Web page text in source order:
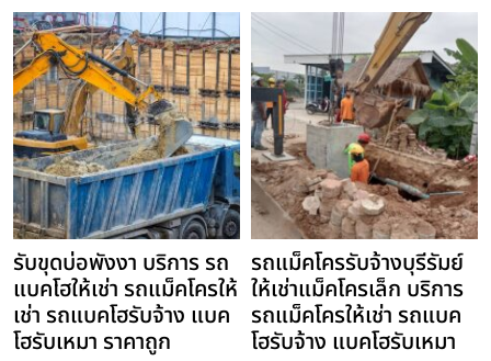
รับขุดบ่อพังงา บริการ รถ
แบคโฮให้เช่า รถแม็คโครให้
เช่า รถแบคโฮรับจ้าง แบค
โฮรับเหมา ราคาถูก
รถแม็คโครรับจ้างบุรีรัมย์
ให้เช่าแม็คโครเล็ก บริการ
รถแม็คโครให้เช่า รถแบค
โฮรับจ้าง แบคโฮรับเหมา